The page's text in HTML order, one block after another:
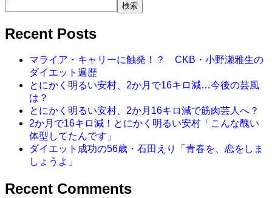
検索
Recent Posts
マライア・キャリーに触発！？ CKB・小野瀬雅生の
ダイエット遍歴
とにかく明るい安村、2か月で16キロ減…今後の芸風
は？
とにかく明るい安村、2か月16キロ減で筋肉芸人へ？
2か月で16キロ減！とにかく明るい安村「こんな醜い
体型してたんです」
ダイエット成功の56歳・石田えり「青春を、恋をしま
しょうよ」
Recent Comments